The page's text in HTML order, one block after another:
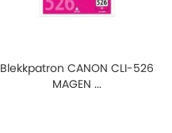
Blekkpatron CANON CLI-526
MAGEN ...